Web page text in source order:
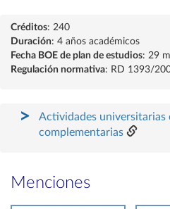
Créditos: 240
Duración: 4 años académicos
Fecha BOE de plan de estudios: 29
Regulación normativa: RD 1393/
Actividades universitarias
complementarias
Menciones